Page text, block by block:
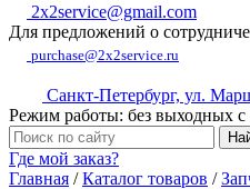
2x2service@gmail.com
Для предложений о
purchase@2x2service.ru
Санкт-Петербург, ул.
Режим работы: без выходных с
Где мой заказ?
Главная /Каталог товаров /